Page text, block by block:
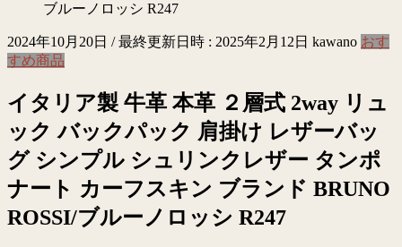
ブルーノロッシ R247
2024年10月20日 / 最終更新日時 : 2025年2月12日 kawano おす
すめ商品
イタリア製 牛革 本革 ２層式 2way リュ
ック バックパック 肩掛け レザーバッ
グ シンプル シュリンクレザー タンポ
ナート カーフスキン ブランド BRUNO
ROSSI/ブルーノロッシ R247